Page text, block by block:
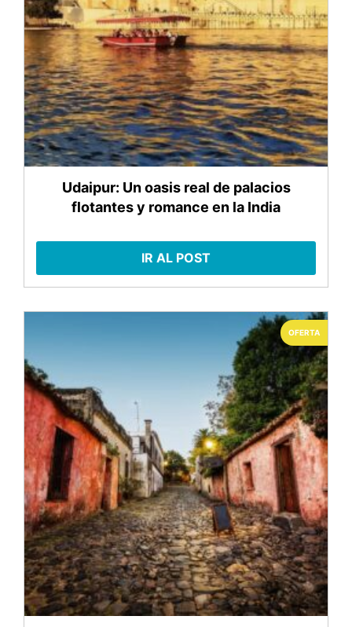
Udaipur: Un oasis real de palacios
flotantes y romance en la India
IR AL POST
OFERTA